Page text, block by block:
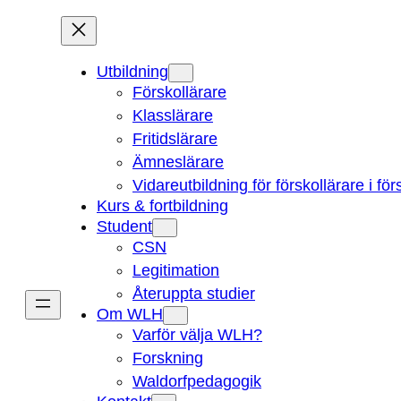
Utbildning
Förskollärare
Klasslärare
Fritidslärare
Ämneslärare
Vidareutbildning för förskollärare i
Kurs & fortbildning
Student
CSN
Legitimation
Återuppta studier
Om WLH
Varför välja WLH?
Forskning
Waldorfpedagogik